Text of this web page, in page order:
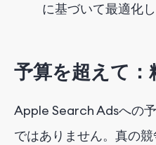
に基づいて最適化し
予算を超えて：
Apple Search Adsへの
ではありません。真の競